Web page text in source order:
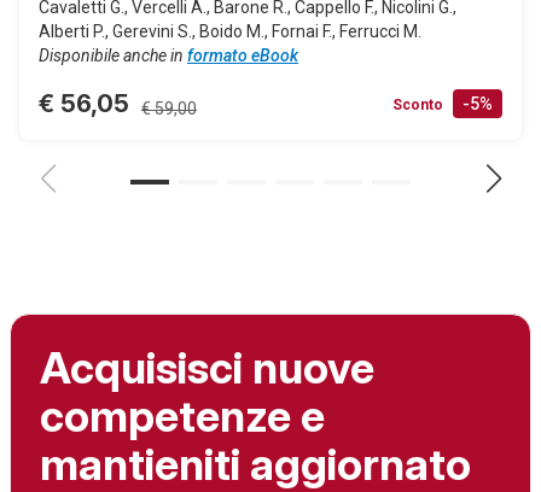
Cavaletti G., Vercelli A., Barone R., Cappello F., Nicolini G.,
Alberti P., Gerevini S., Boido M., Fornai F., Ferrucci M.
Disponibile anche in formato eBook
€ 56,05 € 59,00 Sconto -5%
Acquisisci nuove
competenze e
mantieniti aggiornato